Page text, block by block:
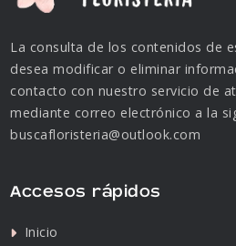
La consulta de los contenidos de
desea modificar o eliminar
contacto con nuestro servicio de
mediante correo electrónico a la
buscafloristeria@outlook.com
Accesos rápidos
Inicio